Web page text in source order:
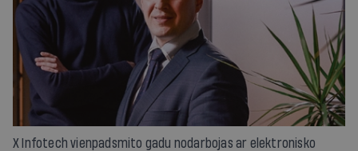
X Infotech vienpadsmito gadu nodarbojas ar elektronisko